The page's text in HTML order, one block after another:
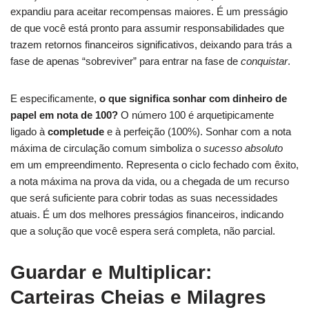
expandiu para aceitar recompensas maiores. É um presságio
de que você está pronto para assumir responsabilidades que
trazem retornos financeiros significativos, deixando para trás a
fase de apenas “sobreviver” para entrar na fase de conquistar.
E especificamente, o que significa sonhar com dinheiro de
papel em nota de 100? O número 100 é arquetipicamente
ligado à completude e à perfeição (100%). Sonhar com a nota
máxima de circulação comum simboliza o sucesso absoluto
em um empreendimento. Representa o ciclo fechado com êxito,
a nota máxima na prova da vida, ou a chegada de um recurso
que será suficiente para cobrir todas as suas necessidades
atuais. É um dos melhores presságios financeiros, indicando
que a solução que você espera será completa, não parcial.
Guardar e Multiplicar:
Carteiras Cheias e Milagres